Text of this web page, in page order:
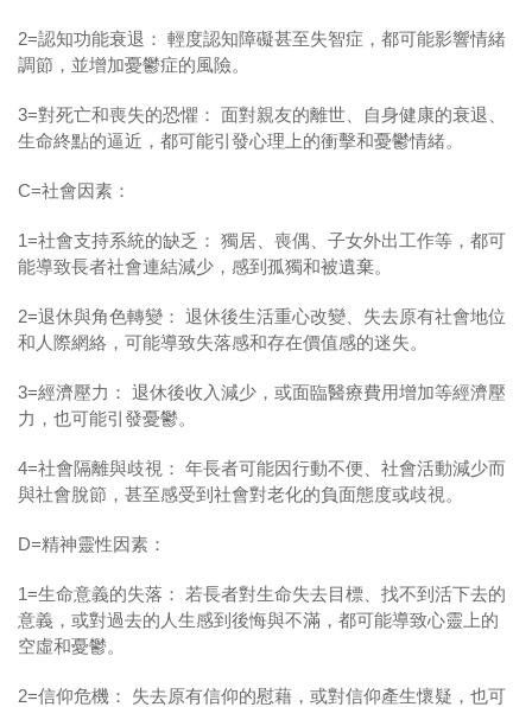
2=認知功能衰退： 輕度認知障礙甚至失智症，都可能影響情緒
調節，並增加憂鬱症的風險。
3=對死亡和喪失的恐懼： 面對親友的離世、自身健康的衰退、
生命終點的逼近，都可能引發心理上的衝擊和憂鬱情緒。
C=社會因素：
1=社會支持系統的缺乏： 獨居、喪偶、子女外出工作等，都可
能導致長者社會連結減少，感到孤獨和被遺棄。
2=退休與角色轉變： 退休後生活重心改變、失去原有社會地位
和人際網絡，可能導致失落感和存在價值感的迷失。
3=經濟壓力： 退休後收入減少，或面臨醫療費用增加等經濟壓
力，也可能引發憂鬱。
4=社會隔離與歧視： 年長者可能因行動不便、社會活動減少而
與社會脫節，甚至感受到社會對老化的負面態度或歧視。
D=精神靈性因素：
1=生命意義的失落： 若長者對生命失去目標、找不到活下去的
意義，或對過去的人生感到後悔與不滿，都可能導致心靈上的
空虛和憂鬱。
2=信仰危機： 失去原有信仰的慰藉，或對信仰產生懷疑，也可